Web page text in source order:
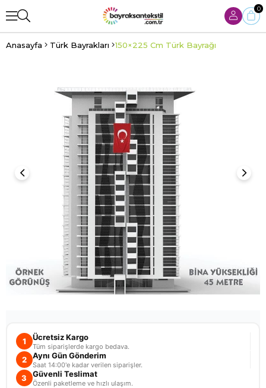
0
Anasayfa Türk Bayrakları 150×225 Cm Türk Bayrağı
1 Ücretsiz Kargo
Tüm siparişlerde kargo bedava.
2 Aynı Gün Gönderim
Saat 14:00'e kadar verilen siparişler.
3 Güvenli Teslimat
Özenli paketleme ve hızlı ulaşım.